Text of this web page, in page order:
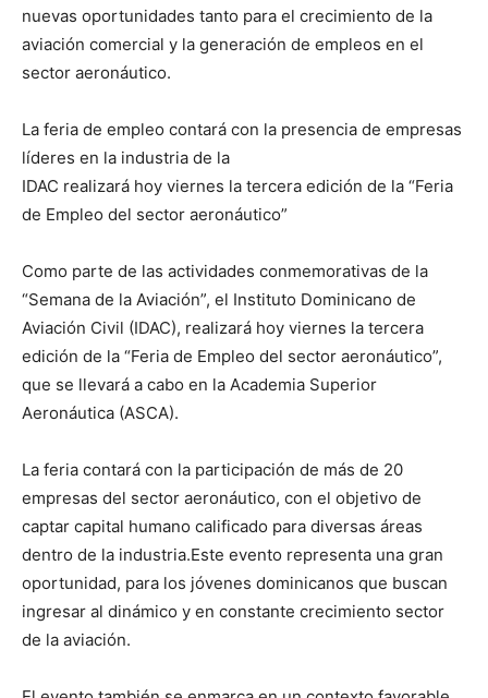
nuevas oportunidades tanto para el crecimiento de la
aviación comercial y la generación de empleos en el
sector aeronáutico.
La feria de empleo contará con la presencia de empresas
líderes en la industria de la
IDAC realizará hoy viernes la tercera edición de la “Feria
de Empleo del sector aeronáutico”
Como parte de las actividades conmemorativas de la
“Semana de la Aviación”, el Instituto Dominicano de
Aviación Civil (IDAC), realizará hoy viernes la tercera
edición de la “Feria de Empleo del sector aeronáutico”,
que se llevará a cabo en la Academia Superior
Aeronáutica (ASCA).
La feria contará con la participación de más de 20
empresas del sector aeronáutico, con el objetivo de
captar capital humano calificado para diversas áreas
dentro de la industria.Este evento representa una gran
oportunidad, para los jóvenes dominicanos que buscan
ingresar al dinámico y en constante crecimiento sector
de la aviación.